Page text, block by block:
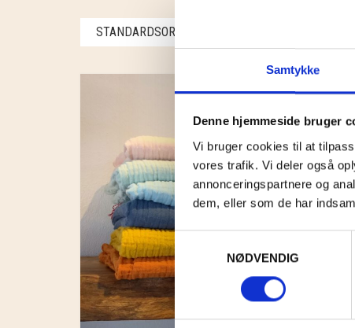
Samtykke
Denne hjemmeside bruger
Vi bruger cookies til at
vores trafik. Vi deler også
annonceringspartnere og
dem, eller som de har
Samtykkevalg
NØDVENDIG
STANDARDSORTERING